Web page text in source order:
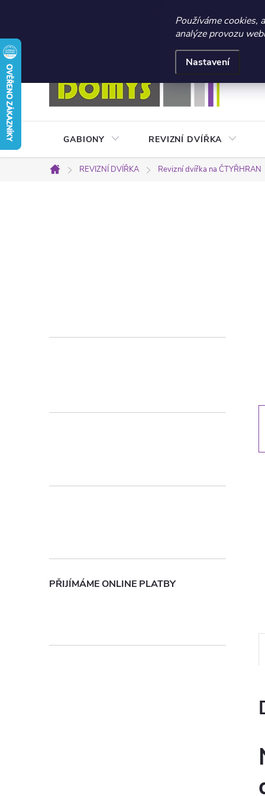
☀️ LETNÍ AKCE
Používáme cookies,
analýze provozu
Nastavení
Přejít
na
obsah
Obchodní podmínky
GABIONY REVIZNÍ DVÍŘKA
Domů
REVIZNÍ DVÍŘKA Revizní dvířka na ČTYŘHRAN
r
p
e
PŘIJÍMÁME ONLINE PLATBY